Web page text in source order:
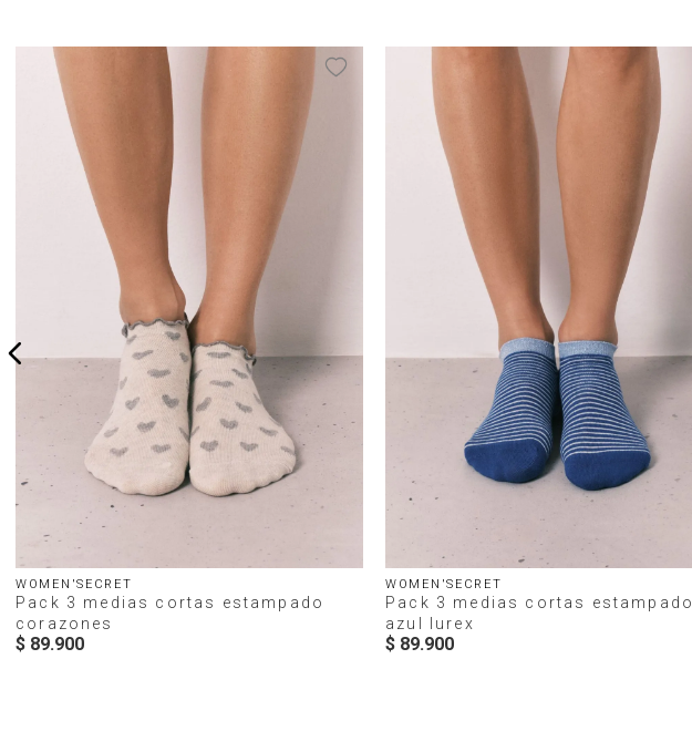
WOMEN'SECRET
Pack 3 medias cortas estampado
corazones
$ 89.900
WOMEN'SECRET
Pack 3 medias cortas estampado
azul lurex
$ 89.900